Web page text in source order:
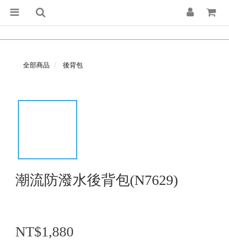
全部商品 後背包
潮流防潑水後背包(N7629)
NT$1,880